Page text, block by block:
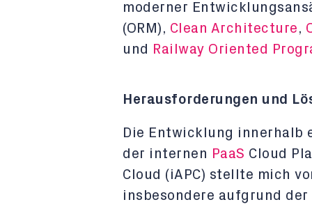
moderner
(ORM), Clean Architecture ,
und
Railway Oriented
Herausforderungen und
Die Entwicklung innerhalb
der internen PaaS Cloud
Cloud (iAPC) stellte mich
insbesondere aufgrund